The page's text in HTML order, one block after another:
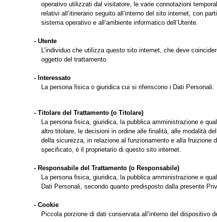
operativo utilizzati dal visitatore, le varie connotazioni
relativi all’itinerario seguito all’interno del sito internet, con
sistema operativo e all’ambiente informatico dell’Utente.
- Utente
L’individuo che utilizza questo sito internet, che deve
oggetto del trattamento.
- Interessato
La persona fisica o giuridica cui si riferiscono i Dati Personali.
- Titolare del Trattamento (o Titolare)
La persona fisica, giuridica, la pubblica amministrazione e
altro titolare, le decisioni in ordine alle finalità, alle modalità
della sicurezza, in relazione al funzionamento e alla
specificato, è il proprietario di questo sito internet.
- Responsabile del Trattamento (o Responsabile)
La persona fisica, giuridica, la pubblica amministrazione e
Dati Personali, secondo quanto predisposto dalla presente
- Cookie
Piccola porzione di dati conservata all’interno del dispositivo